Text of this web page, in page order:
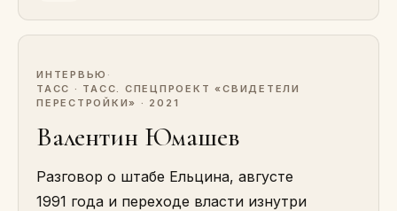
ИНТЕРВЬЮ ·
ТАСС · ТАСС. СПЕЦПРОЕКТ «СВИДЕТЕЛИ
ПЕРЕСТРОЙКИ» · 2021
Валентин Юмашев
Разговор о штабе Ельцина, августе
1991 года и переходе власти изнутри